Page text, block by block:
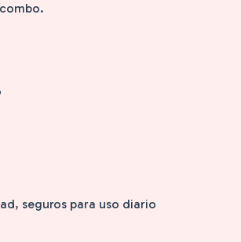
seguros para uso diario